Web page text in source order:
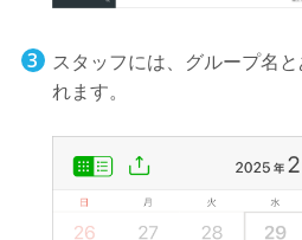
スタッフには、グループ名
れます。